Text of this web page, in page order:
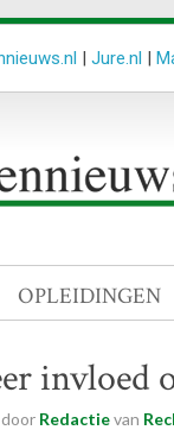
| Jure.nl |
OPLEIDINGEN
invloed
door Redactievan